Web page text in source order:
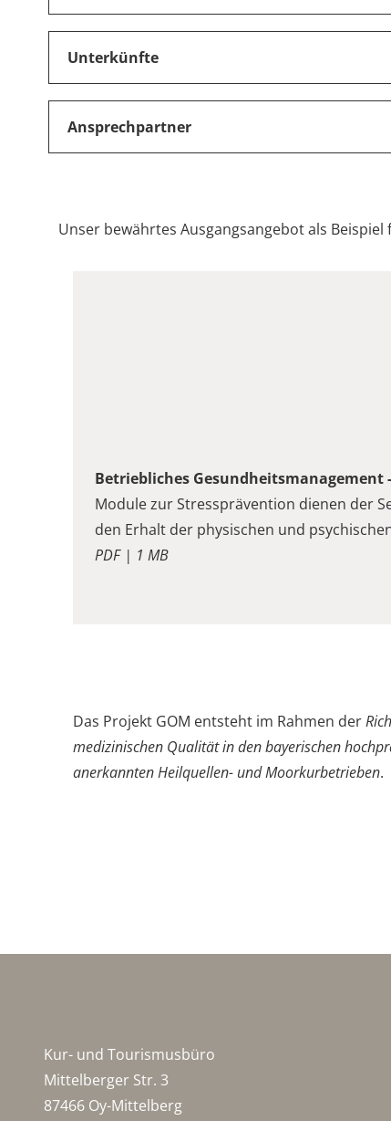
Unterkünfte
Ansprechpartner
Unser bewährtes Ausgangsangebot als
Betriebliches
Module zur Stressprävention dienen der
den Erhalt der physischen und
PDF | 1 MB
Das Projekt GOM entsteht im Rahmen der
medizinischen Qualität in den bayerischen
anerkannten Heilquellen- und Moorkurbetrieben.
Kur- und Tourismusbüro
Mittelberger Str. 3
87466 Oy-Mittelberg